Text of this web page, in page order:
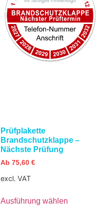
Prüfplakette
Brandschutzklappe –
Nächste Prüfung
Ab 75,60 €
excl. VAT
Ausführung wählen